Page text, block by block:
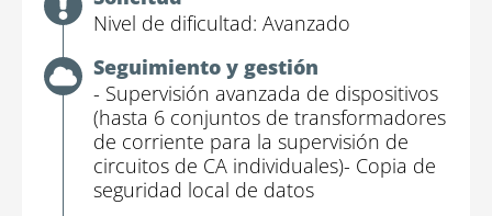
Nivel de dificultad: Avanzado
Seguimiento y gestión
- Supervisión avanzada de dispositivos
(hasta 6 conjuntos de transformadores
de corriente para la supervisión de
circuitos de CA individuales)- Copia de
seguridad local de datos